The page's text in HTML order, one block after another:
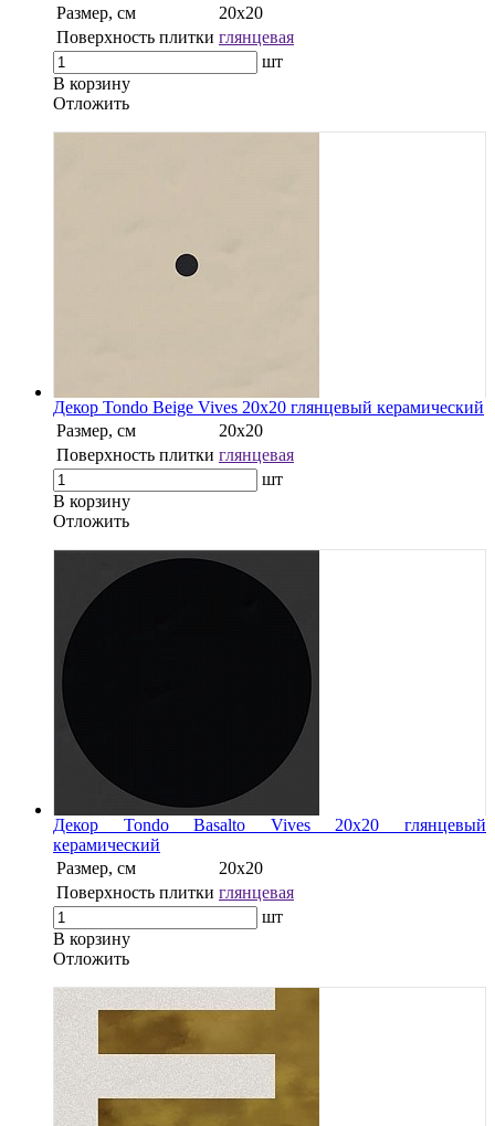
Размер, см
20x20
Поверхность плитки глянцевая
шт
В корзину
Oтложить
Декор Tondo Beige Vives 20x20 глянцевый керамический
Размер, см
20x20
Поверхность плитки глянцевая
шт
В корзину
Oтложить
Декор Tondo Basalto Vives 20x20 глянцевый
керамический
Размер, см
20x20
Поверхность плитки глянцевая
шт
В корзину
Oтложить